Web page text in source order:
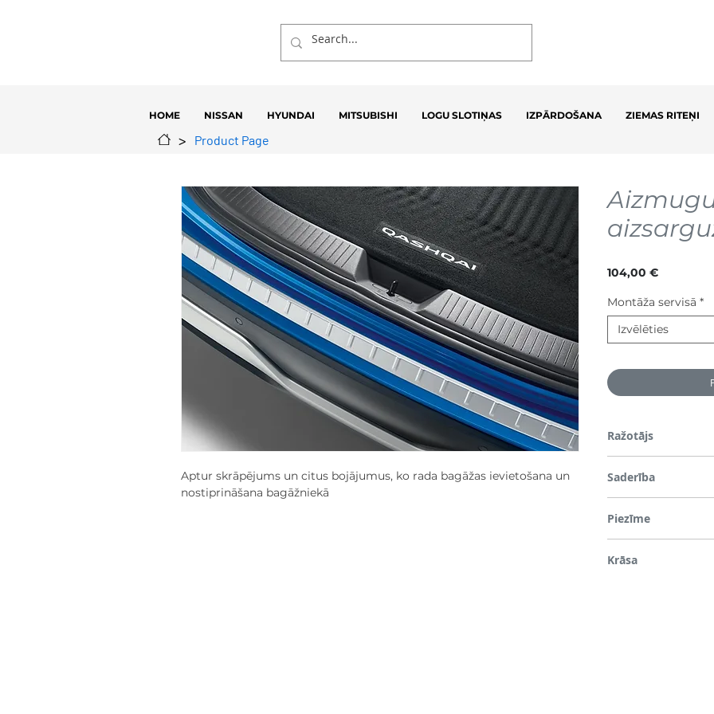
> Product Page
HOME NISSAN HYUNDAI MITSUBISHI LOGU SLOTIŅAS IZPĀRDOŠANA ZIEMAS RITEŅI
Aptur skrāpējums un citus bojājumus, ko rada bagāžas ievietošana un
nostiprināšana bagāžniekā
104,00 €Cena
Montāža servisā *
Izvēlēties
Ražotājs
Saderība
transportlīdzekli, tāpēc,
Piezīme
demonstrācijas nolūkos.
Krāsa